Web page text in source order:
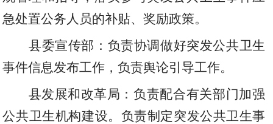
急处置公务人员的补贴、奖励政策。
县委宣传部：负责协调做好突发公共卫生
事件信息发布工作 ，负责舆论引导工作。
县发展和改革局 ：负责配合有关部门加强
公共卫生机构建设。负责制定突发公共卫生事